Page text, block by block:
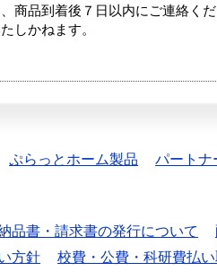
商品到着後７日以内にご連絡く
しかねます。
ぷらっとホーム製品 パートナ
品書・請求書の発行について
方針 校費・公費・科研費払